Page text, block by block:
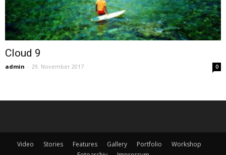
Cloud 9
admin - 29. November 2017 0
Video Stories Features Gallery Portfolio
Workshop